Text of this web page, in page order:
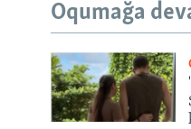
Oqumağa